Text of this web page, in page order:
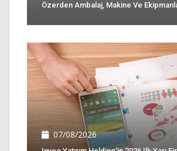
Özerden Ambalaj, Makine Ve
07/08/2026